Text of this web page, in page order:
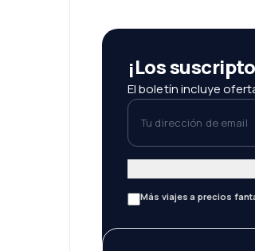
¡Los
El boletín incluye
Tu dirección de email
Más viajes a precios